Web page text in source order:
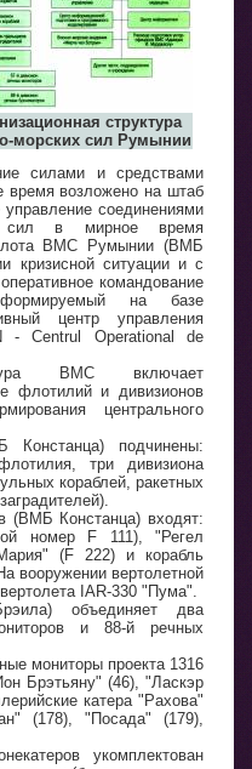
структура
морских сил Румынии
силами и средствами
возложено на штаб
соединениями
сил в мирное время
ВМС Румынии (ВМБ
кризисной ситуации и с
командование
на базе
центр управления
- Centrul Operational de
ВМС включает
флотилий и дивизионов
центрального
подчинены:
три дивизиона
кораблей, ракетных
(ВМБ Констанца) входят:
номер F 111), "Регел
(F 222) и корабль
вооружении вертолетной
IAR-330 "Пума".
объединяет два
и 88-й речных
мониторы проекта 1316
Брэтьяну" (46), "Ласкэр
катера "Рахова"
(178), "Посада" (179),
укомплектован